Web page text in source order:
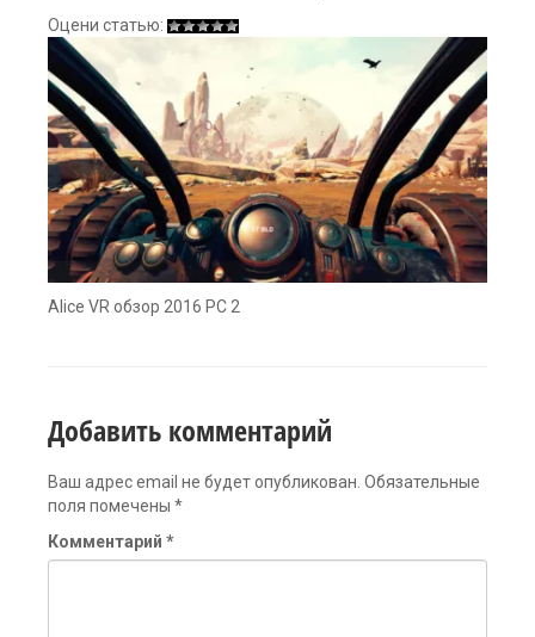
Оцени статью:
Alice VR обзор 2016 PC 2
Добавить комментарий
Ваш адрес email не будет опубликован. Обязательные
поля помечены *
Комментарий *